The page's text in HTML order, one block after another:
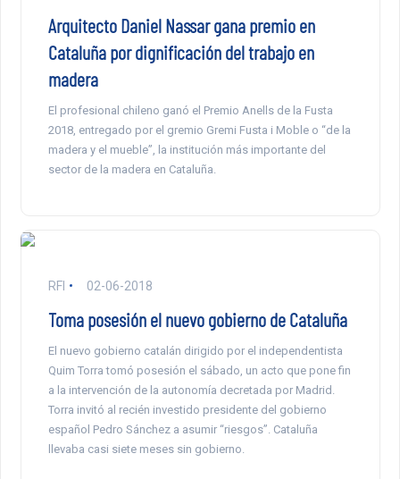
Arquitecto Daniel Nassar gana premio en
Cataluña por dignificación del trabajo en
madera
El profesional chileno ganó el Premio Anells de la Fusta
2018, entregado por el gremio Gremi Fusta i Moble o “de la
madera y el mueble”, la institución más importante del
sector de la madera en Cataluña.
RFI 02-06-2018
Toma posesión el nuevo gobierno de Cataluña
El nuevo gobierno catalán dirigido por el independentista
Quim Torra tomó posesión el sábado, un acto que pone fin
a la intervención de la autonomía decretada por Madrid.
Torra invitó al recién investido presidente del gobierno
español Pedro Sánchez a asumir “riesgos”. Cataluña
llevaba casi siete meses sin gobierno.